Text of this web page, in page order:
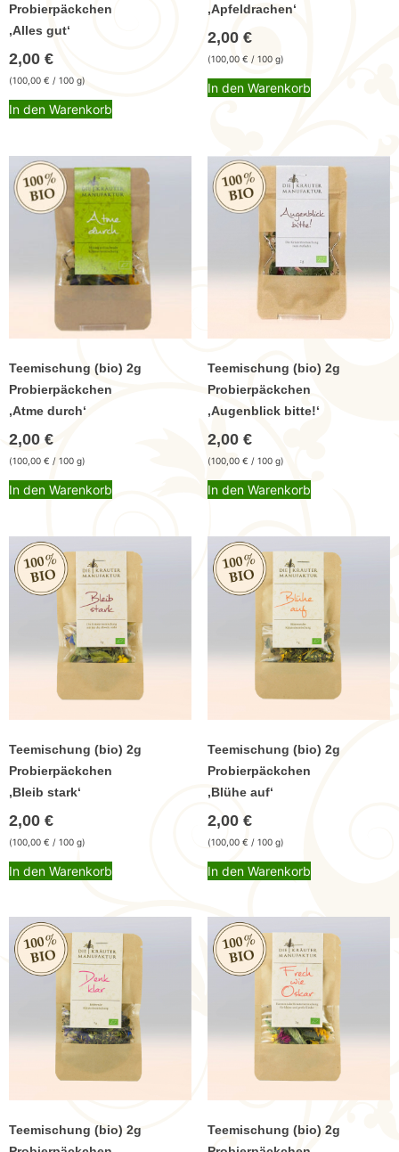
Probierpäckchen
,Alles gut‘
2,00 €
(100,00 € / 100 g)
In den Warenkorb
,Apfeldrachen‘
2,00 €
(100,00 € / 100 g)
In den Warenkorb
Teemischung (bio) 2g
Probierpäckchen
,Atme durch‘
2,00 €
(100,00 € / 100 g)
In den Warenkorb
Teemischung (bio) 2g
Probierpäckchen
,Augenblick bitte!‘
2,00 €
(100,00 € / 100 g)
In den Warenkorb
Teemischung (bio) 2g
Probierpäckchen
,Bleib stark‘
2,00 €
(100,00 € / 100 g)
In den Warenkorb
Teemischung (bio) 2g
Probierpäckchen
,Blühe auf‘
2,00 €
(100,00 € / 100 g)
In den Warenkorb
Teemischung (bio) 2g
Teemischung (bio) 2g